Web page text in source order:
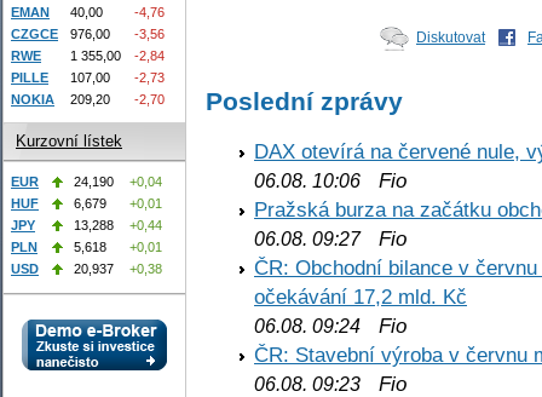
Diskutovat
Poslední zprávy
DAX otevírá na červené nule,
06.08. 10:06 Fio
Pražská burza na začátku
06.08. 09:27Fio
ČR: Obchodní bilance v
očekávání 17,2 mld. Kč
06.08. 09:24 Fio
ČR: Stavební výroba v červnu
06.08. 09:23 Fio
EMAN 40,00
-4,76
CZGCE
976,00
-3,56
RWE
1 355,00
-2,84
PILLE
107,00
-2,73
NOKIA
209,20 -2,70
Kurzovní lístek
EUR 24,190
+0,04
HUF
6,679
+0,01
JPY
13,288
+0,44
PLN
5,618
+0,01
USD
20,937 +0,38